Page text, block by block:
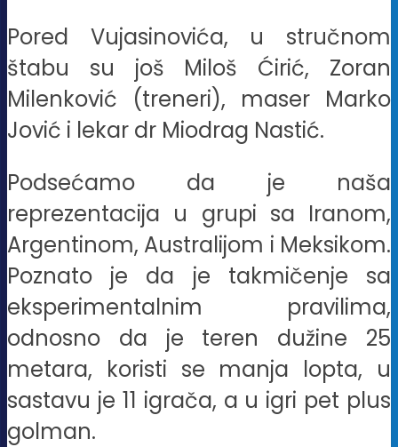
Pored Vujasinovića, u stručnom
štabu su još Miloš Ćirić, Zoran
Milenković (treneri), maser Marko
Jović i lekar dr Miodrag Nastić.
Podsećamo da je naša
reprezentacija u grupi sa Iranom,
Argentinom, Australijom i Meksikom.
Poznato je da je takmičenje sa
eksperimentalnim pravilima,
odnosno da je teren dužine 25
metara, koristi se manja lopta, u
sastavu je 11 igrača, a u igri pet plus
golman.